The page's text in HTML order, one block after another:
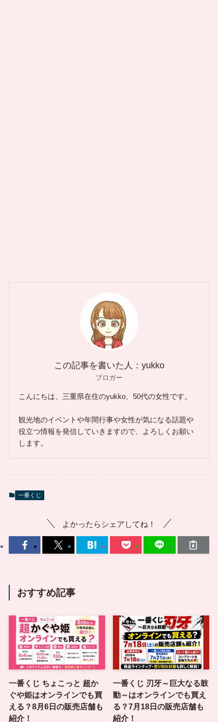
この記事を書いた人：yukko
ブロガー
こんにちは、三重県在住のyukko、50代の女性です。
観光地のイベントや年間行事や女性が気になる話題や
役立つ情報を発信していきますので、よろしくお願い
します。
一番くじ
よかったらシェアしてね！
おすすめ記事
一番くじ ちょこっと 超か
ぐや姫はオンラインでも買
える？8月6日の販売店舗も
紹介！
一番くじ 刃牙～巨大なる鼓
動～はオンラインでも買え
る？7月18日の販売店舗も
紹介！